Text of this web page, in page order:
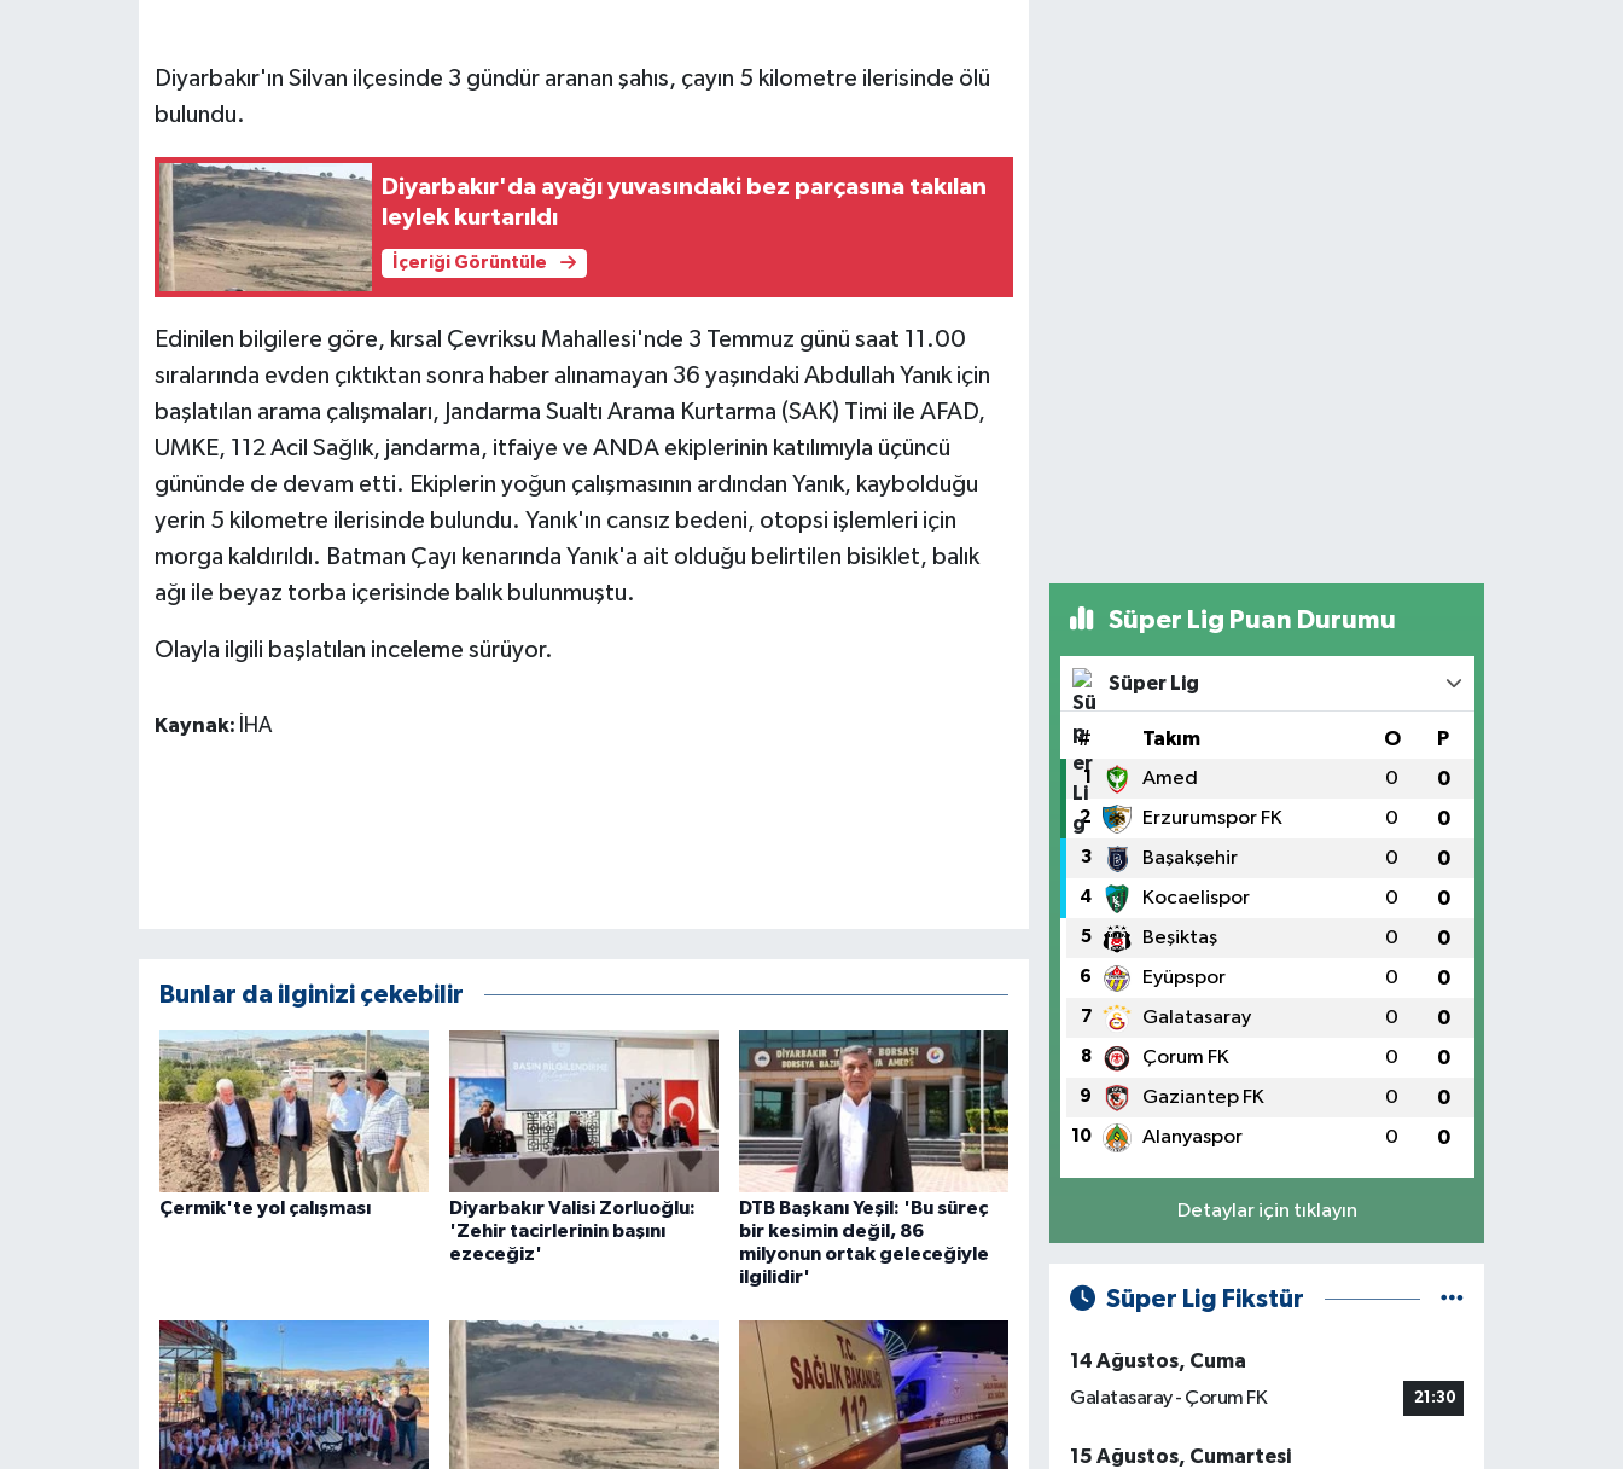
Diyarbakır'ın Silvan ilçesinde 3 gündür aranan şahıs, çayın 5 kilometre ilerisinde ölü
bulundu.
Diyarbakır'da ayağı yuvasındaki bez parçasına takılan
leylek kurtarıldı
İçeriği Görüntüle
Edinilen bilgilere göre, kırsal Çevriksu Mahallesi'nde 3 Temmuz günü saat 11.00
sıralarında evden çıktıktan sonra haber alınamayan 36 yaşındaki Abdullah Yanık için
başlatılan arama çalışmaları, Jandarma Sualtı Arama Kurtarma (SAK) Timi ile AFAD,
UMKE, 112 Acil Sağlık, jandarma, itfaiye ve ANDA ekiplerinin katılımıyla üçüncü
gününde de devam etti. Ekiplerin yoğun çalışmasının ardından Yanık, kaybolduğu
yerin 5 kilometre ilerisinde bulundu. Yanık'ın cansız bedeni, otopsi işlemleri için
morga kaldırıldı. Batman Çayı kenarında Yanık'a ait olduğu belirtilen bisiklet, balık
ağı ile beyaz torba içerisinde balık bulunmuştu.
Olayla ilgili başlatılan inceleme sürüyor.
Kaynak: İHA
Bunlar da ilginizi çekebilir
Çermik'te yol çalışması
Diyarbakır Valisi Zorluoğlu:
'Zehir tacirlerinin başını
ezeceğiz'
DTB Başkanı Yeşil: 'Bu süreç
bir kesimin değil, 86
milyonun ortak geleceğiyle
ilgilidir'
Süper Lig Puan Durumu
Süper Lig
# Takım O P
1 Amed 0 0
2 Erzurumspor FK 0 0
3 Başakşehir 0 0
4 Kocaelispor 0 0
5 Beşiktaş 0 0
6 Eyüpspor 0 0
7 Galatasaray 0 0
8 Çorum FK 0 0
9 Gaziantep FK 0 0
10 Alanyaspor 0 0
Detaylar için tıklayın
Süper Lig Fikstür
14 Ağustos, Cuma
Galatasaray - Çorum FK
21:30
15 Ağustos, Cumartesi
GÜNDEM
HABERDE İNSAN
Jandarma
KÜLTÜR SANAT
POLİTİKA
TEKNOLOJİ
ÜLKE GÜNDEMİ